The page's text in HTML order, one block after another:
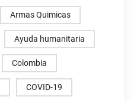
Armas Quimicas
Ayuda humanitaria
Colombia
COVID-19